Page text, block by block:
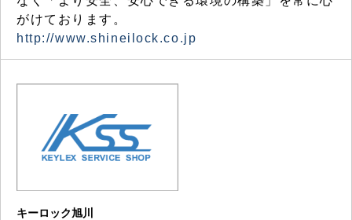
がけております。
http://www.shineilock.co.jp
キーロック旭川